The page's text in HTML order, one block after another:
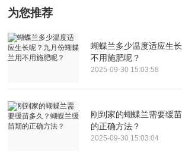
为您推荐
蝴蝶兰多少温度适应生
不用施肥呢？
2025-09-30 15:03:58
刚到家的蝴蝶兰需要缓
的正确方法？
2025-09-30 15:03:04